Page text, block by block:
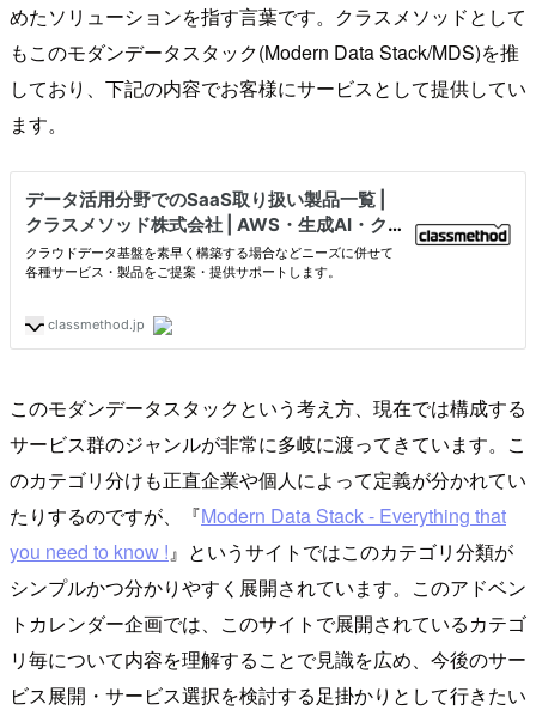
めたソリューションを指す言葉です。クラスメソッドとして
もこのモダンデータスタック(Modern Data Stack/MDS)を推
しており、下記の内容でお客様にサービスとして提供してい
ます。
このモダンデータスタックという考え方、現在では構成する
サービス群のジャンルが非常に多岐に渡ってきています。こ
のカテゴリ分けも正直企業や個人によって定義が分かれてい
たりするのですが、『Modern Data Stack - Everything that
you need to know !』というサイトではこのカテゴリ分類が
シンプルかつ分かりやすく展開されています。このアドベン
トカレンダー企画では、このサイトで展開されているカテゴ
リ毎について内容を理解することで見識を広め、今後のサー
ビス展開・サービス選択を検討する足掛かりとして行きたい